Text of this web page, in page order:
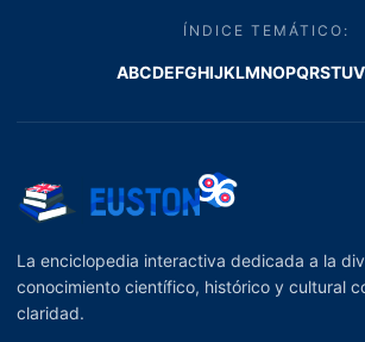
ÍNDICE TEMÁTICO:
ABCDEFGHIJKLMNOPQRSTUV
La enciclopedia interactiva dedicada a la
conocimiento científico, histórico y cultural
claridad.